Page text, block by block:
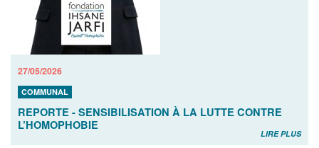
27/05/2026
COMMUNAL
REPORTE - SENSIBILISATION À LA LUTTE CONTRE
L’HOMOPHOBIE
LIRE PLUS